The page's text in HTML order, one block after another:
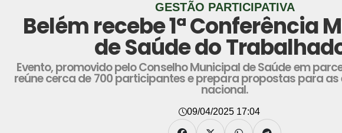
GESTÃO PARTICIPATIVA
Belém recebe 1ª Conferência
de Saúde do
Evento, promovido pelo Conselho Municipal de Saúde em
reúne cerca de 700 participantes e prepara propostas para
nacional.
09/04/2025 17:04